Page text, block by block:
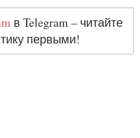
в Telegram – читайте
первыми!